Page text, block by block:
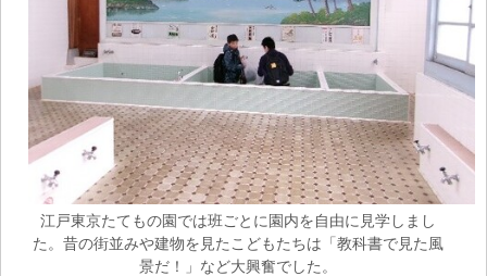
江戸東京たてもの園では班ごとに園内を自由に見学しまし
た。昔の街並みや建物を見たこどもたちは「教科書で見た風
景だ！」など大興奮でした。